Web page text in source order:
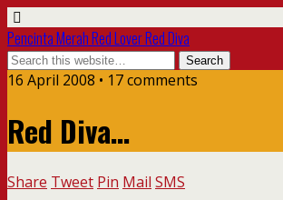
Pencinta Merah Red Lover Red Diva
16 April 2008 • 17 comments
Red Diva…
Share Tweet Pin Mail SMS